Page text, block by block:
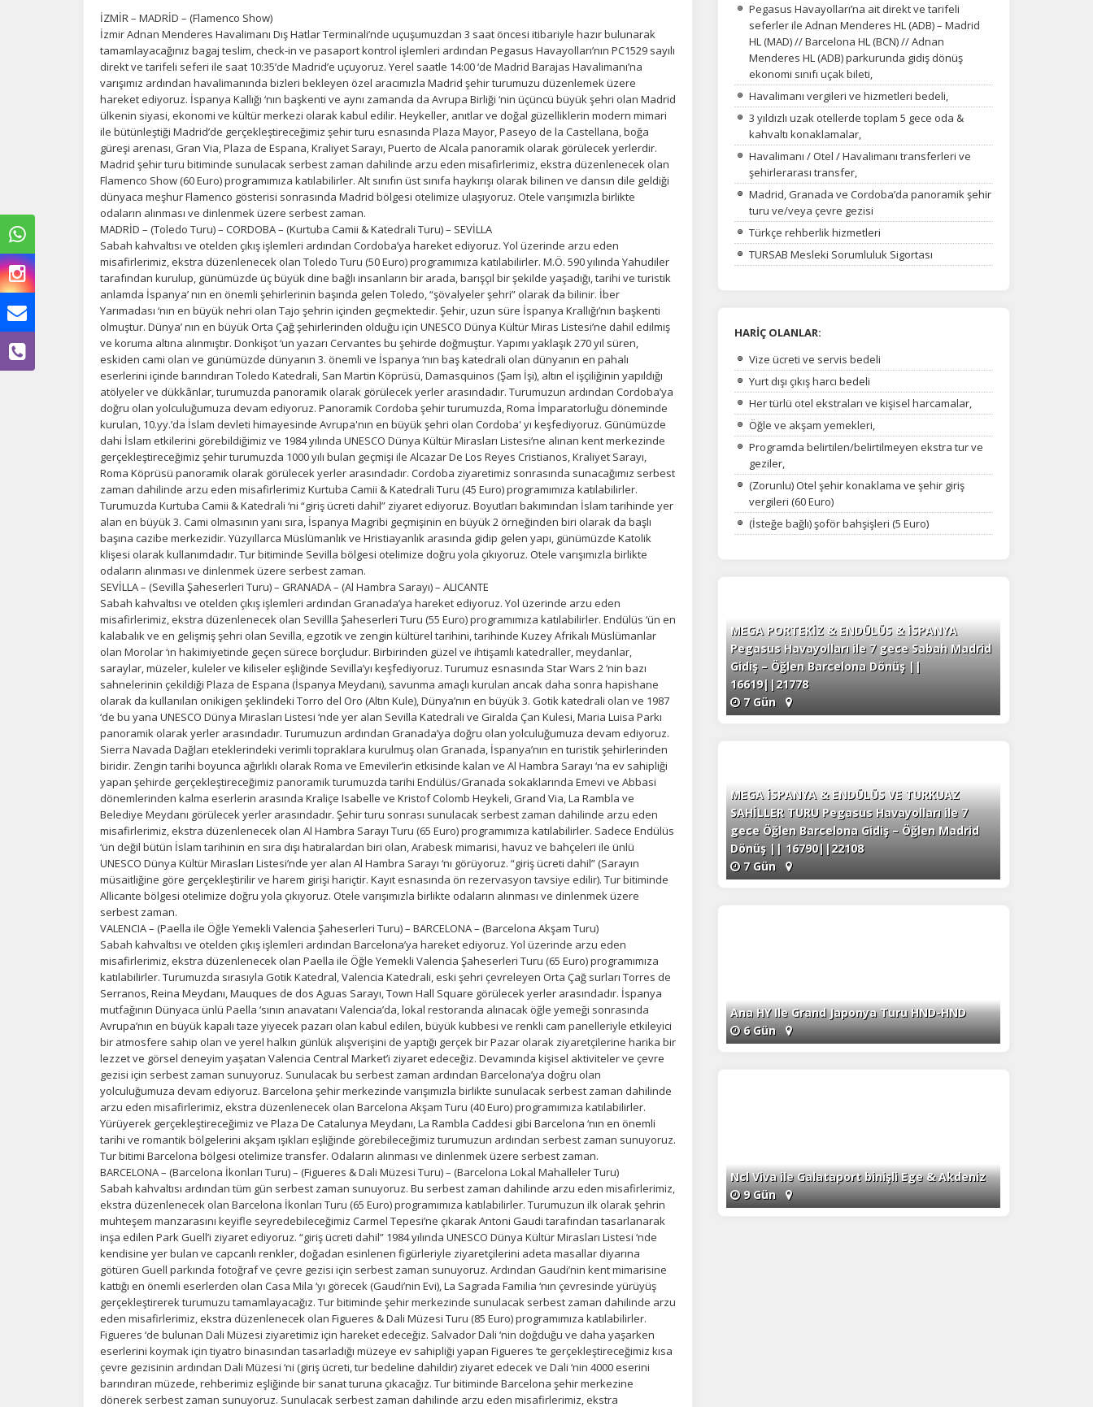
ÇEREZ KULLANIM AYARLARINIZ
Çerez tercihlerinizibelirleyin.
Size daha kişiselleştirilmiş bir web deneyimi sunmak için bazı bilgileri tarayıcınızda
depolayabilir, bunları yurt içi ve yurt dışındaki hizmet sağlayıcılarla paylaşabiliriz. Buna
izin vermemeyi seçebilirsiniz ancak bu durumda sitemiz umduğumuz gibi çalışmaya
Daha fazla bilgi için KVKK bilgilendirmemizi çerez kullanım
inceleyebilirsiniz.
Zorunlu Çerezler HER ZAMAN AKTIF
Oturum yönetimi, güvenlik ve temel site işlevleri için gereklidir. Bu
çerezler olmadan site düzgün çalışmaz ve devre dışı bırakılamaz.
İstatistik Çerezleri
Ziyaretçilerin siteyi nasıl kullandığını anonim olarak ölçeriz. Hangi
sayfaların popüler olduğunu ve kullanıcıların nerede zorluk yaşadığını
anlamamıza yardımcı olur.
Pazarlama Çerezleri
Size ve ilgi alanlarınıza uygun reklamlar göstermek için kullanılır.
Kapatırsanız reklamları görmeye devam edersiniz, ancak daha az
alakalı olabilirler.
Tümünü Reddet Tümünü Kabul Et
İZMİR – MADRİD – (Flamenco Show)
İzmir Adnan Menderes Havalimanı Dış Hatlar Terminali’nde uçuşumuzdan 3 saat öncesi itibariyle hazır bulunarak
tamamlayacağınız bagaj teslim, check-in ve pasaport kontrol işlemleri ardından Pegasus Havayolları’nın PC1529 sayılı
direkt ve tarifeli seferi ile saat 10:35’de Madrid’e uçuyoruz. Yerel saatle 14:00 ‘de Madrid Barajas Havalimanı’na
varışımız ardından havalimanında bizleri bekleyen özel aracımızla Madrid şehir turumuzu düzenlemek üzere
hareket ediyoruz. İspanya Kallığı ‘nın başkenti ve aynı zamanda da Avrupa Birliği ‘nin üçüncü büyük şehri olan Madrid
ülkenin siyasi, ekonomi ve kültür merkezi olarak kabul edilir. Heykeller, anıtlar ve doğal güzelliklerin modern mimari
ile bütünleştiği Madrid’de gerçekleştireceğimiz şehir turu esnasında Plaza Mayor, Paseyo de la Castellana, boğa
güreşi arenası, Gran Via, Plaza de Espana, Kraliyet Sarayı, Puerto de Alcala panoramik olarak görülecek yerlerdir.
Madrid şehir turu bitiminde sunulacak serbest zaman dahilinde arzu eden misafirlerimiz, ekstra düzenlenecek olan
Flamenco Show (60 Euro) programımıza katılabilirler. Alt sınıfın üst sınıfa haykırışı olarak bilinen ve dansın dile geldiği
dünyaca meşhur Flamenco gösterisi sonrasında Madrid bölgesi otelimize ulaşıyoruz. Otele varışımızla birlikte
odaların alınması ve dinlenmek üzere serbest zaman.
MADRİD – (Toledo Turu) – CORDOBA – (Kurtuba Camii & Katedrali Turu) – SEVİLLA
Sabah kahvaltısı ve otelden çıkış işlemleri ardından Cordoba’ya hareket ediyoruz. Yol üzerinde arzu eden
misafirlerimiz, ekstra düzenlenecek olan Toledo Turu (50 Euro) programımıza katılabilirler. M.Ö. 590 yılında Yahudiler
tarafından kurulup, günümüzde üç büyük dine bağlı insanların bir arada, barışçıl bir şekilde yaşadığı, tarihi ve turistik
anlamda İspanya’ nın en önemli şehirlerinin başında gelen Toledo, “şövalyeler şehri” olarak da bilinir. İber
Yarımadası ‘nın en büyük nehri olan Tajo şehrin içinden geçmektedir. Şehir, uzun süre İspanya Krallığı’nın başkenti
olmuştur. Dünya’ nın en büyük Orta Çağ şehirlerinden olduğu için UNESCO Dünya Kültür Miras Listesi’ne dahil edilmiş
ve koruma altına alınmıştır. Donkişot ‘un yazarı Cervantes bu şehirde doğmuştur. Yapımı yaklaşık 270 yıl süren,
eskiden cami olan ve günümüzde dünyanın 3. önemli ve İspanya ‘nın baş katedrali olan dünyanın en pahalı
eserlerini içinde barındıran Toledo Katedrali, San Martin Köprüsü, Damasquinos (Şam İşi), altın el işçiliğinin yapıldığı
atölyeler ve dükkânlar, turumuzda panoramik olarak görülecek yerler arasındadır. Turumuzun ardından Cordoba’ya
doğru olan yolculuğumuza devam ediyoruz. Panoramik Cordoba şehir turumuzda, Roma İmparatorluğu döneminde
kurulan, 10.yy.’da İslam devleti himayesinde Avrupa'nın en büyük şehri olan Cordoba' yı keşfediyoruz. Günümüzde
dahi İslam etkilerini görebildiğimiz ve 1984 yılında UNESCO Dünya Kültür Mirasları Listesi’ne alınan kent merkezinde
gerçekleştireceğimiz şehir turumuzda 1000 yılı bulan geçmişi ile Alcazar De Los Reyes Cristianos, Kraliyet Sarayı,
Roma Köprüsü panoramik olarak görülecek yerler arasındadır. Cordoba ziyaretimiz sonrasında sunacağımız serbest
zaman dahilinde arzu eden misafirlerimiz Kurtuba Camii & Katedrali Turu (45 Euro) programımıza katılabilirler.
Turumuzda Kurtuba Camii & Katedrali ‘ni “giriş ücreti dahil” ziyaret ediyoruz. Boyutları bakımından İslam tarihinde yer
alan en büyük 3. Cami olmasının yanı sıra, İspanya Magribi geçmişinin en büyük 2 örneğinden biri olarak da başlı
başına cazibe merkezidir. Yüzyıllarca Müslümanlık ve Hristiayanlık arasında gidip gelen yapı, günümüzde Katolik
klişesi olarak kullanımdadır. Tur bitiminde Sevilla bölgesi otelimize doğru yola çıkıyoruz. Otele varışımızla birlikte
odaların alınması ve dinlenmek üzere serbest zaman.
SEVİLLA – (Sevilla Şaheserleri Turu) – GRANADA – (Al Hambra Sarayı) – ALICANTE
Sabah kahvaltısı ve otelden çıkış işlemleri ardından Granada’ya hareket ediyoruz. Yol üzerinde arzu eden
misafirlerimiz, ekstra düzenlenecek olan Sevillla Şaheserleri Turu (55 Euro) programımıza katılabilirler. Endülüs ‘ün en
kalabalık ve en gelişmiş şehri olan Sevilla, egzotik ve zengin kültürel tarihini, tarihinde Kuzey Afrikalı Müslümanlar
olan Morolar ‘ın hakimiyetinde geçen sürece borçludur. Birbirinden güzel ve ihtişamlı katedraller, meydanlar,
saraylar, müzeler, kuleler ve kiliseler eşliğinde Sevilla’yı keşfediyoruz. Turumuz esnasında Star Wars 2 ‘nin bazı
sahnelerinin çekildiği Plaza de Espana (İspanya Meydanı), savunma amaçlı kurulan ancak daha sonra hapishane
olarak da kullanılan onikigen şeklindeki Torro del Oro (Altın Kule), Dünya’nın en büyük 3. Gotik katedrali olan ve 1987
‘de bu yana UNESCO Dünya Mirasları Listesi ‘nde yer alan Sevilla Katedrali ve Giralda Çan Kulesi, Maria Luisa Parkı
panoramik olarak yerler arasındadır. Turumuzun ardından Granada’ya doğru olan yolculuğumuza devam ediyoruz.
Sierra Navada Dağları eteklerindeki verimli topraklara kurulmuş olan Granada, İspanya’nın en turistik şehirlerinden
biridir. Zengin tarihi boyunca ağırlıklı olarak Roma ve Emeviler’in etkisinde kalan ve Al Hambra Sarayı ‘na ev sahipliği
yapan şehirde gerçekleştireceğimiz panoramik turumuzda tarihi Endülüs/Granada sokaklarında Emevi ve Abbasi
dönemlerinden kalma eserlerin arasında Kraliçe Isabelle ve Kristof Colomb Heykeli, Grand Via, La Rambla ve
Belediye Meydanı görülecek yerler arasındadır. Şehir turu sonrası sunulacak serbest zaman dahilinde arzu eden
misafirlerimiz, ekstra düzenlenecek olan Al Hambra Sarayı Turu (65 Euro) programımıza katılabilirler. Sadece Endülüs
‘ün değil bütün İslam tarihinin en sıra dışı hatıralardan biri olan, Arabesk mimarisi, havuz ve bahçeleri ile ünlü
UNESCO Dünya Kültür Mirasları Listesi’nde yer alan Al Hambra Sarayı ‘nı görüyoruz. “giriş ücreti dahil” (Sarayın
müsaitliğine göre gerçekleştirilir ve harem girişi hariçtir. Kayıt esnasında ön rezervasyon tavsiye edilir). Tur bitiminde
Allicante bölgesi otelimize doğru yola çıkıyoruz. Otele varışımızla birlikte odaların alınması ve dinlenmek üzere
serbest zaman.
VALENCIA – (Paella ile Öğle Yemekli Valencia Şaheserleri Turu) – BARCELONA – (Barcelona Akşam Turu)
Sabah kahvaltısı ve otelden çıkış işlemleri ardından Barcelona’ya hareket ediyoruz. Yol üzerinde arzu eden
misafirlerimiz, ekstra düzenlenecek olan Paella ile Öğle Yemekli Valencia Şaheserleri Turu (65 Euro) programımıza
katılabilirler. Turumuzda sırasıyla Gotik Katedral, Valencia Katedrali, eski şehri çevreleyen Orta Çağ surları Torres de
Serranos, Reina Meydanı, Mauques de dos Aguas Sarayı, Town Hall Square görülecek yerler arasındadır. İspanya
mutfağının Dünyaca ünlü Paella ‘sının anavatanı Valencia’da, lokal restoranda alınacak öğle yemeği sonrasında
Avrupa’nın en büyük kapalı taze yiyecek pazarı olan kabul edilen, büyük kubbesi ve renkli cam panelleriyle etkileyici
bir atmosfere sahip olan ve yerel halkın günlük alışverişini de yaptığı gerçek bir Pazar olarak ziyaretçilerine harika bir
lezzet ve görsel deneyim yaşatan Valencia Central Market’i ziyaret edeceğiz. Devamında kişisel aktiviteler ve çevre
gezisi için serbest zaman sunuyoruz. Sunulacak bu serbest zaman ardından Barcelona’ya doğru olan
yolculuğumuza devam ediyoruz. Barcelona şehir merkezinde varışımızla birlikte sunulacak serbest zaman dahilinde
arzu eden misafirlerimiz, ekstra düzenlenecek olan Barcelona Akşam Turu (40 Euro) programımıza katılabilirler.
Yürüyerek gerçekleştireceğimiz ve Plaza De Catalunya Meydanı, La Rambla Caddesi gibi Barcelona ‘nın en önemli
tarihi ve romantik bölgelerini akşam ışıkları eşliğinde görebileceğimiz turumuzun ardından serbest zaman sunuyoruz.
Tur bitimi Barcelona bölgesi otelimize transfer. Odaların alınması ve dinlenmek üzere serbest zaman.
BARCELONA – (Barcelona İkonları Turu) – (Figueres & Dali Müzesi Turu) – (Barcelona Lokal Mahalleler Turu)
Sabah kahvaltısı ardından tüm gün serbest zaman sunuyoruz. Bu serbest zaman dahilinde arzu eden misafirlerimiz,
ekstra düzenlenecek olan Barcelona İkonları Turu (65 Euro) programımıza katılabilirler. Turumuzun ilk olarak şehrin
muhteşem manzarasını keyifle seyredebileceğimiz Carmel Tepesi’ne çıkarak Antoni Gaudi tarafından tasarlanarak
inşa edilen Park Guell’i ziyaret ediyoruz. “giriş ücreti dahil” 1984 yılında UNESCO Dünya Kültür Mirasları Listesi ‘nde
kendisine yer bulan ve capcanlı renkler, doğadan esinlenen figürleriyle ziyaretçilerini adeta masallar diyarına
götüren Guell parkında fotoğraf ve çevre gezisi için serbest zaman sunuyoruz. Ardından Gaudi’nin kent mimarisine
kattığı en önemli eserlerden olan Casa Mila ‘yı görecek (Gaudi’nin Evi), La Sagrada Familia ‘nın çevresinde yürüyüş
gerçekleştirerek turumuzu tamamlayacağız. Tur bitiminde şehir merkezinde sunulacak serbest zaman dahilinde arzu
eden misafirlerimiz, ekstra düzenlenecek olan Figueres & Dali Müzesi Turu (85 Euro) programımıza katılabilirler.
Figueres ‘de bulunan Dali Müzesi ziyaretimiz için hareket edeceğiz. Salvador Dali ‘nin doğduğu ve daha yaşarken
eserlerini koymak için tiyatro binasından tasarladığı müzeye ev sahipliği yapan Figueres ‘te gerçekleştireceğimiz kısa
çevre gezisinin ardından Dali Müzesi ‘ni (giriş ücreti, tur bedeline dahildir) ziyaret edecek ve Dali ‘nin 4000 eserini
barındıran müzede, rehberimiz eşliğinde bir sanat turuna çıkacağız. Tur bitiminde Barcelona şehir merkezine
dönerek serbest zaman sunuyoruz. Sunulacak serbest zaman dahilinde arzu eden misafirlerimiz, ekstra
Pegasus Havayolları’na ait direkt ve tarifeli
seferler ile Adnan Menderes HL (ADB) – Madrid
HL (MAD) // Barcelona HL (BCN) // Adnan
Menderes HL (ADB) parkurunda gidiş dönüş
ekonomi sınıfı uçak bileti,
Havalimanı vergileri ve hizmetleri bedeli,
3 yıldızlı uzak otellerde toplam 5 gece oda &
kahvaltı konaklamalar,
Havalimanı / Otel / Havalimanı transferleri ve
şehirlerarası transfer,
Madrid, Granada ve Cordoba’da panoramik şehir
turu ve/veya çevre gezisi
Türkçe rehberlik hizmetleri
TURSAB Mesleki Sorumluluk Sigortası
HARİÇ OLANLAR:
Vize ücreti ve servis bedeli
Yurt dışı çıkış harcı bedeli
Her türlü otel ekstraları ve kişisel harcamalar,
Öğle ve akşam yemekleri,
Programda belirtilen/belirtilmeyen ekstra tur ve
geziler,
(Zorunlu) Otel şehir konaklama ve şehir giriş
vergileri (60 Euro)
(İsteğe bağlı) şoför bahşişleri (5 Euro)
MEGA PORTEKİZ & ENDÜLÜS & İSPANYA
Pegasus Havayolları ile 7 gece Sabah Madrid
Gidiş – Öğlen Barcelona Dönüş ||
16619||21778
7 Gün
MEGA İSPANYA & ENDÜLÜS VE TURKUAZ
SAHİLLER TURU Pegasus Havayolları ile 7
gece Öğlen Barcelona Gidiş – Öğlen Madrid
Dönüş || 16790||22108
7 Gün
Ana HY Ile Grand Japonya Turu HND-HND
6 Gün
Ncl Viva ile Galataport binişli Ege & Akdeniz
9 Gün